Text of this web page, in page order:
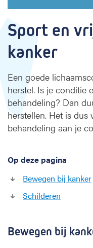
Sport en
kanker
Een goede
herstel. Is je conditie
behandeling? Dan
herstellen. Het is
behandeling aan je
Op deze pagina
Bewegen bij kanker
Schilderen
Bewegen bij